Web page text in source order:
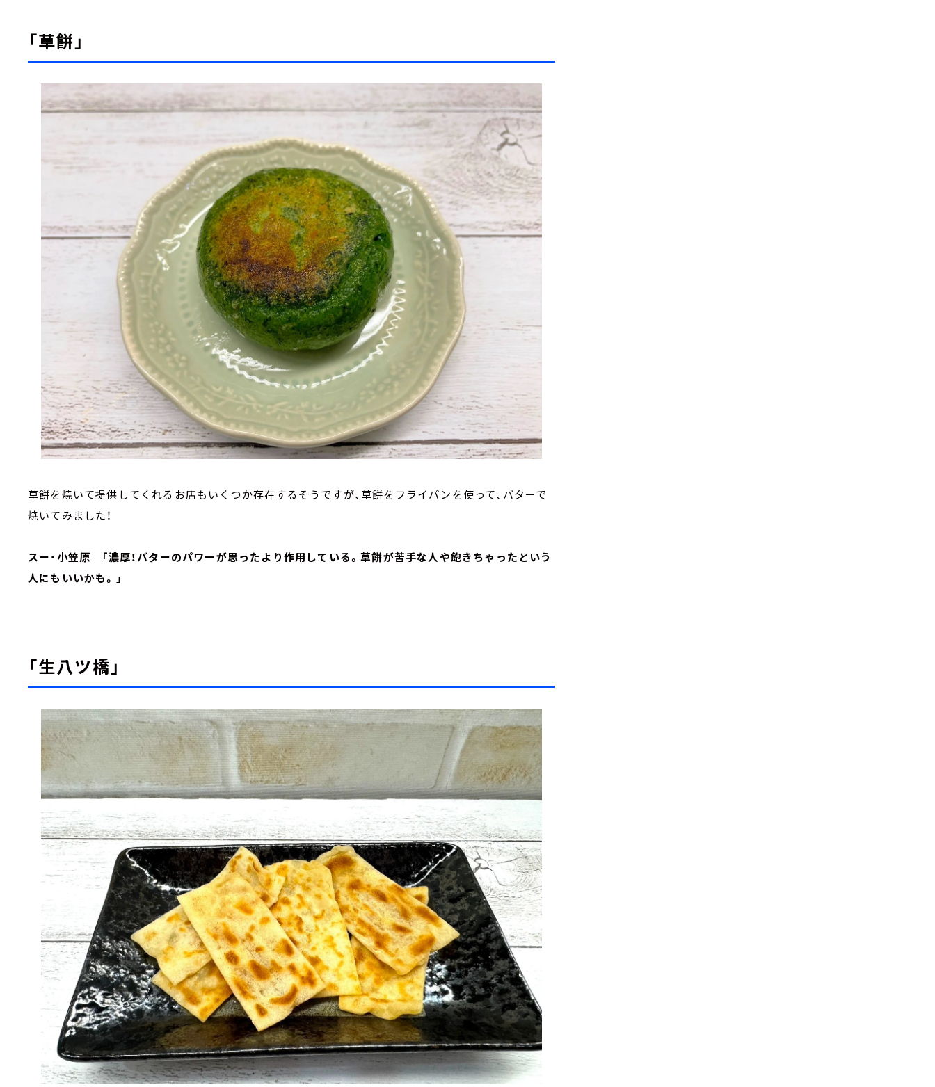
「草餅」
草餅を焼いて提供してくれるお店もいくつか存在するそうですが、草餅をフライパンを使って、バターで
焼いてみました！
スー・小笠原 「濃厚！バターのパワーが思ったより作用している。草餅が苦手な人や飽きちゃったという
人にもいいかも。」
「生八ツ橋」